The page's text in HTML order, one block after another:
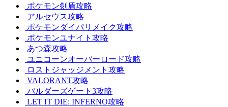
ポケモン剣盾攻略
アルセウス攻略
ポケモンダイパリメイク攻略
ポケモンユナイト攻略
あつ森攻略
ユニコーンオーバーロード攻略
ロストジャッジメント攻略
VALORANT攻略
バルダーズゲート3攻略
LET IT DIE: INFERNO攻略